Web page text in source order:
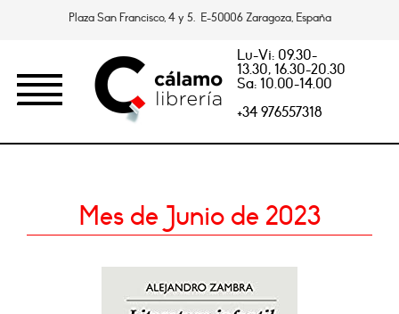
Plaza San Francisco, 4 y 5. E-50006 Zaragoza, España
Lu-Vi: 09.30-
13.30, 16.30-20.30
Sa: 10.00-14.00
+34 976557318
Mes de Junio de 2023